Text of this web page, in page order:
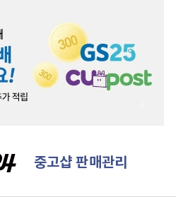
중고샵 판매관리